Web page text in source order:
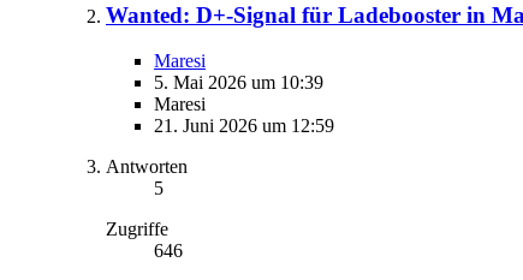
Wanted: D+-Signal für Ladebooster in
Maresi
5. Mai 2026 um 10:39
Maresi
21. Juni 2026 um 12:59
Antworten
5
Zugriffe
646